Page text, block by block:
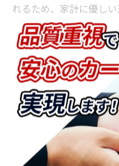
れるため、家計に優し
買い物など短距離移動
負担も比較的少なく、
す。
実際に「月々のガソリ
しが楽になった」とい
つ快適な移動を実現す
今後も高まっていくで